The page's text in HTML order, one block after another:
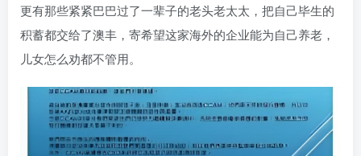
更有那些紧紧巴巴过了一辈子的老头老太太，把自己毕生的
积蓄都交给了澳丰，寄希望这家海外的企业能为自己养老，
儿女怎么劝都不管用。